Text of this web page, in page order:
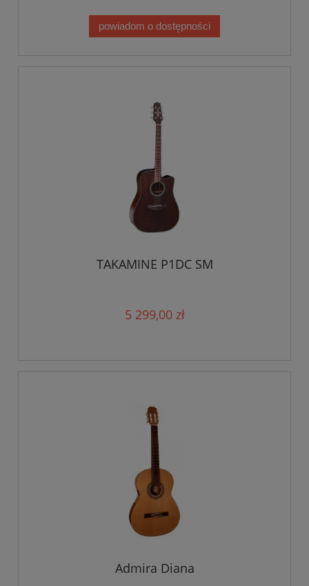
powiadom o dostępności
TAKAMINE P1DC SM
5 299,00 zł
Admira Diana